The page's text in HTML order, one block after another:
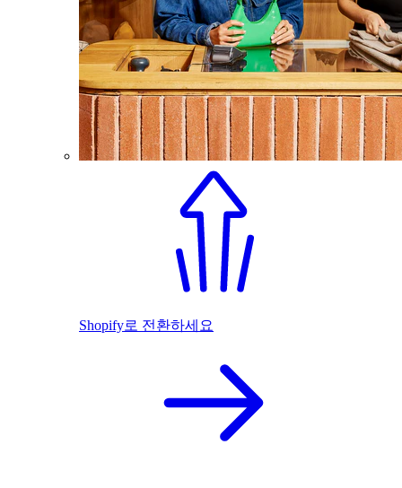
Shopify로 전환하세요